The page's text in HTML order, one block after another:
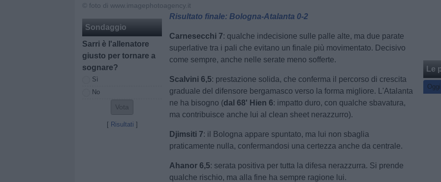
© foto di www.imagephotoagency.it
Sondaggio
Sarri è l'allenatore
giusto per tornare a
sognare?
Sì
No
[ Risultati ]
Risultato finale: Bologna-Atalanta 0-2
Carnesecchi 7: qualche indecisione sulle palle alte, ma due parate
superlative tra i pali che evitano un finale più movimentato. Decisivo
come sempre, anche nelle serate meno sofferte.
Scalvini 6,5: prestazione solida, che conferma il percorso di crescita
graduale del difensore bergamasco verso la forma migliore. L'Atalanta
ne ha bisogno (dal 68' Hien 6: impatto duro, con qualche sbavatura,
ma contribuisce anche lui al clean sheet nerazzurro).
Djimsiti 7: il Bologna appare spuntato, ma lui non sbaglia
praticamente nulla, confermandosi una certezza anche da centrale.
Ahanor 6,5: serata positiva per tutta la difesa nerazzurra. Si prende
qualche rischio, ma alla fine ha sempre ragione lui.
Le
Oggi